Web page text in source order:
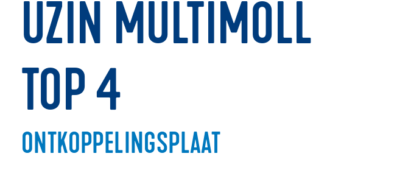
UZIN MULTIMOLL
TOP 4
ONTKOPPELINGSPLAAT